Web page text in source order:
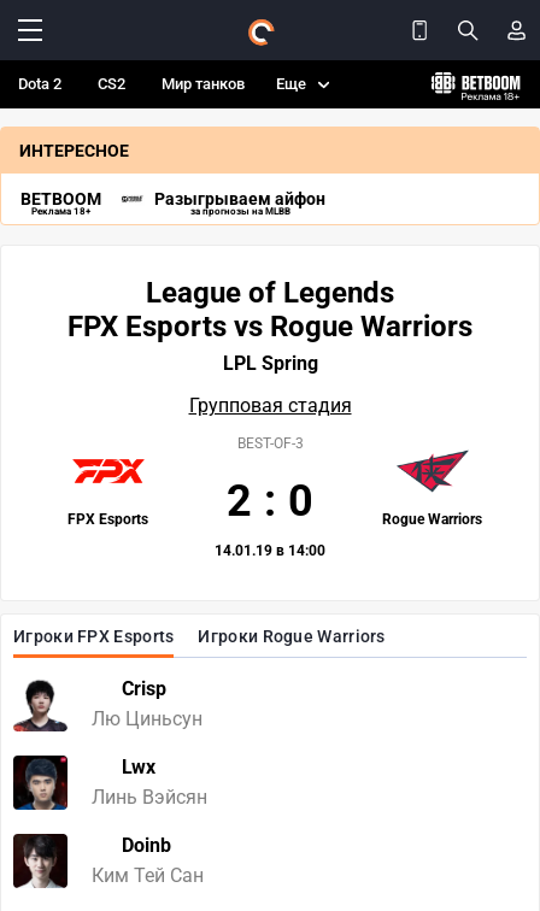
Dota 2 CS2 Мир танков Еще
ИНТЕРЕСНОЕ
BETBOOM
Реклама 18+
Разыгрываем айфон
за прогнозы на MLBB
Игроки FPX Esports Игроки Rogue Warriors
Crisp
Лю Циньсун
Lwx
Линь Вэйсян
Doinb
Ким Тей Сан
League of Legends
FPX Esports vs Rogue Warriors
LPL Spring
Групповая стадия
FPX Esports Rogue Warriors
BEST-OF-3
2 : 0
14.01.19 в 14:00